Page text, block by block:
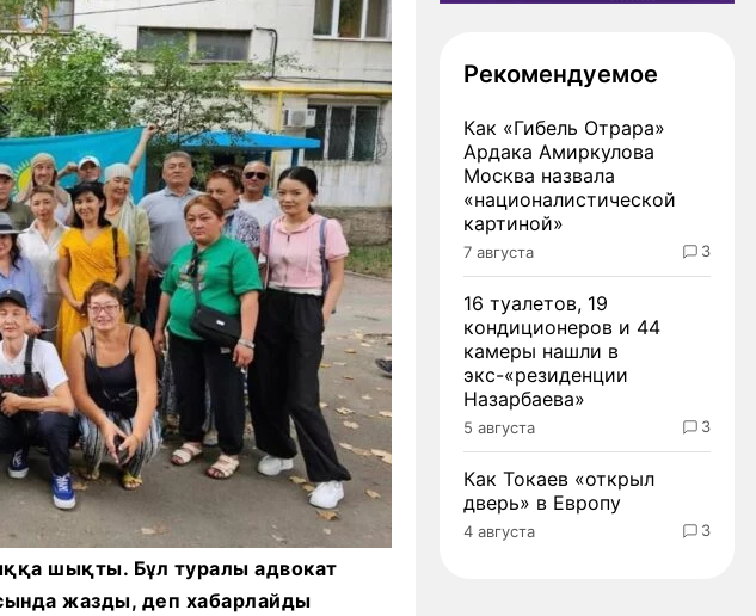
шықты. Бұл туралы адвокат
жазды, деп хабарлайды
Рекомендуемое
Как «Гибель Отрара»
Ардака Амиркулова
Москва назвала
«националистической
картиной»
7 августа 3
16 туалетов, 19
кондиционеров и 44
камеры нашли в
экс-«резиденции
Назарбаева»
5 августа 3
Как Токаев «открыл
дверь» в Европу
4 августа 3